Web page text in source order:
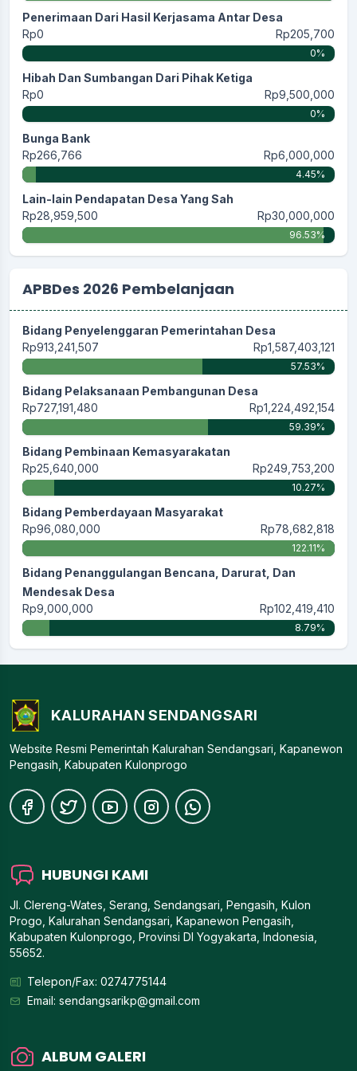
Penerimaan Dari Hasil Kerjasama Antar Desa
Rp0
Rp205,700
0%
Hibah Dan Sumbangan Dari Pihak Ketiga
Rp0
Rp9,500,000
0%
Bunga Bank
Rp266,766
Rp6,000,000
4.45%
Lain-lain Pendapatan Desa Yang Sah
Rp28,959,500
Rp30,000,000
96.53%
APBDes 2026 Pembelanjaan
Bidang Penyelenggaran Pemerintahan Desa
Rp913,241,507
Rp1,587,403,121
57.53%
Bidang Pelaksanaan Pembangunan Desa
Rp727,191,480
Rp1,224,492,154
59.39%
Bidang Pembinaan Kemasyarakatan
Rp25,640,000
Rp249,753,200
10.27%
Bidang Pemberdayaan Masyarakat
Rp96,080,000
Rp78,682,818
122.11%
Bidang Penanggulangan Bencana, Darurat, Dan
Mendesak Desa
Rp9,000,000
Rp102,419,410
8.79%
KALURAHAN SENDANGSARI
Website Resmi Pemerintah Kalurahan Sendangsari, Kapanewon
Pengasih, Kabupaten Kulonprogo
HUBUNGI KAMI
Jl. Clereng-Wates, Serang, Sendangsari, Pengasih, Kulon
Progo, Kalurahan Sendangsari, Kapanewon Pengasih,
Kabupaten Kulonprogo, Provinsi DI Yogyakarta, Indonesia,
55652.
Telepon/Fax: 0274775144
Email: sendangsarikp@gmail.com
ALBUM GALERI